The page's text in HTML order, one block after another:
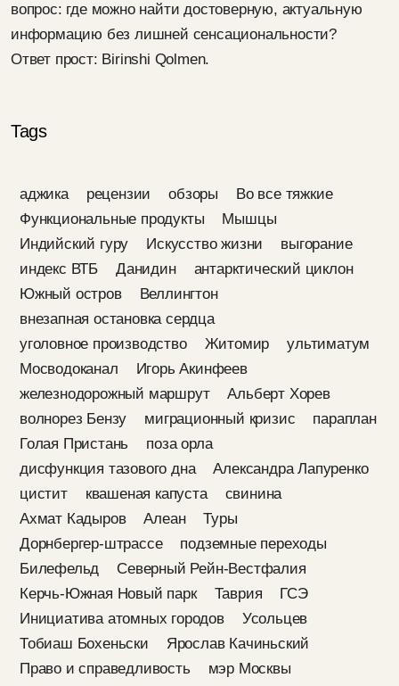
вопрос: где можно найти достоверную, актуальную
информацию без лишней сенсациональности?
Ответ прост: Birinshi Qolmen.
Tags
аджика рецензии обзоры
Во все тяжкие
Функциональные продукты
Мышцы
Индийский гуру
Искусство жизни
выгорание
индекс ВТБ
Данидин
антарктический циклон
Южный остров
Веллингтон
внезапная остановка сердца
уголовное производство
Житомир
ультиматум
Мосводоканал
Игорь Акинфеев
железнодорожный маршрут
Альберт Хорев
волнорез Бензу
миграционный кризис
параплан
Голая Пристань
поза орла
дисфункция тазового дна
Александра Лапуренко
цистит
квашеная капуста
свинина
Ахмат Кадыров
Алеан
Туры
Дорнбергер-штрассе
подземные переходы
Билефельд
Северный Рейн-Вестфалия
Керчь-Южная Новый парк
Таврия
ГСЭ
Инициатива атомных городов
Усольцев
Тобиаш Бохеньски
Ярослав Качиньский
Право и справедливость
мэр Москвы